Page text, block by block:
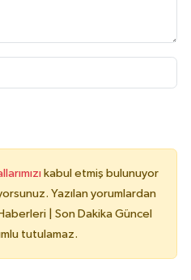
kabul etmiş bulunuyor
Yazılan yorumlardan
| Son Dakika Güncel
tutulamaz.